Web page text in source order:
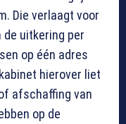
Die verlaagt voor
uitkering per
op één adres
hierover liet
afschaffing van
op de